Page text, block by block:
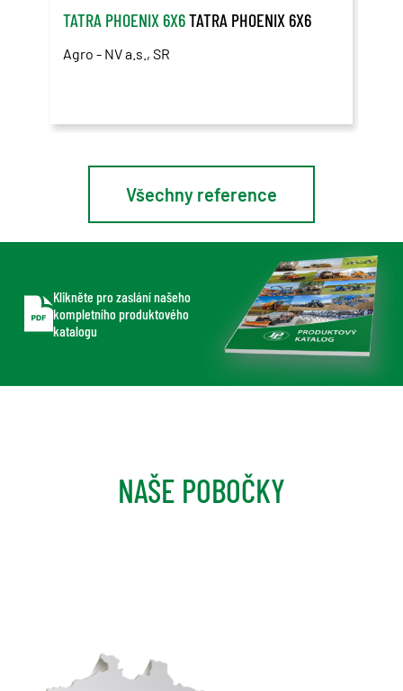
TATRA PHOENIX 6X6TATRA PHOENIX 6X6
Agro - NV a.s., SR
Všechny reference
Klikněte pro zaslání našeho
kompletního produktového
katalogu
NAŠE POBOČKY